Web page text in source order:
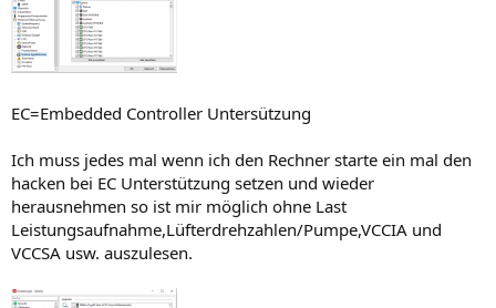
EC=Embedded Controller Untersützung
Ich muss jedes mal wenn ich den Rechner starte ein mal den
hacken bei EC Unterstützung setzen und wieder
herausnehmen so ist mir möglich ohne Last
Leistungsaufnahme,Lüfterdrehzahlen/Pumpe,VCCIA und
VCCSA usw. auszulesen.